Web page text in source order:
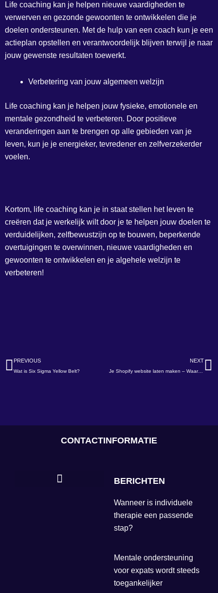
Life coaching kan je helpen nieuwe vaardigheden te
verwerven en gezonde gewoonten te ontwikkelen die je
doelen ondersteunen. Met de hulp van een coach kun je een
actieplan opstellen en verantwoordelijk blijven terwijl je naar
jouw gewenste resultaten toewerkt.
Verbetering van jouw algemeen welzijn
Life coaching kan je helpen jouw fysieke, emotionele en
mentale gezondheid te verbeteren. Door positieve
veranderingen aan te brengen op alle gebieden van je
leven, kun je je energieker, tevredener en zelfverzekerder
voelen.
Kortom, life coaching kan je in staat stellen het leven te
creëren dat je werkelijk wilt door je te helpen jouw doelen te
verduidelijken, zelfbewustzijn op te bouwen, beperkende
overtuigingen te overwinnen, nieuwe vaardigheden en
gewoonten te ontwikkelen en je algehele welzijn te
verbeteren!
Vorige
PREVIOUS
Wat is Six Sigma Yellow Belt?
NEXT
Je Shopify website laten maken – Waarom het verstandig is om met een online marketing bureau in Amsterdam te werken
CONTACTINFORMATIE
BERICHTEN
Wanneer is individuele
therapie een passende
stap?
Mentale ondersteuning
voor expats wordt steeds
toegankelijker